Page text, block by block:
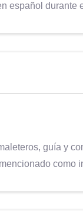
español durante
guía y
como